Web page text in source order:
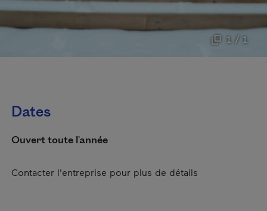
1 / 1
Dates
Ouvert toute l'année
Contacter l'entreprise pour plus de détails